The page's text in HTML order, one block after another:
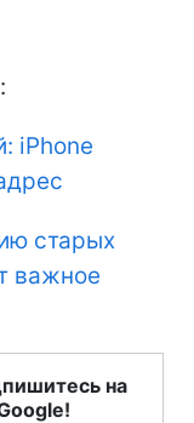
:
iPhone
старых
важное
на